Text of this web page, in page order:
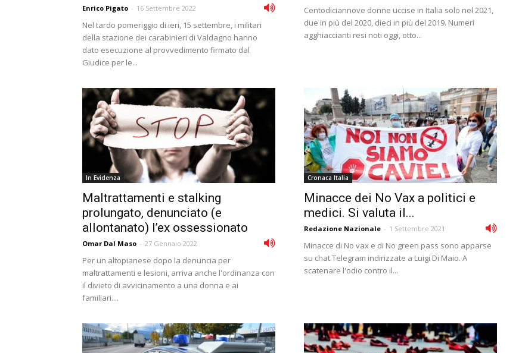
Enrico Pigato - 16 Settembre 2022
Nel tardo pomeriggio di ieri, 15 settembre, i militari
della stazione dei carabinieri di Valdagno hanno
dato esecuzione al provvedimento firmato dal
Giudice per le...
Centodiciannove donne uccise in Italia solo nel 2021,
due in più del 2020, dieci in più del 2019. Numeri
agghiaccianti resi noti oggi, otto...
In Evidenza
Maltrattamenti e stalking
prolungato, denunciato (e
allontanato) l’ex ossessionato
Omar Dal Maso - 27 Gennaio 2022
Per un altopianese dopo la denuncia per
maltrattamenti e lesioni, arriva anche l'ordinanza con
il divieto di avvicinamento a una donna e ai
familiari....
Cronaca Italia
Minacce dei No Vax a politici e
medici. Si valuta il...
Redazione Nazionale - 1 Settembre 2021
Minacce di No vax e di No green pass sono apparse
su chat Telegram indirizzate a Luigi Di Maio. A
scatenare l'odio contro il...